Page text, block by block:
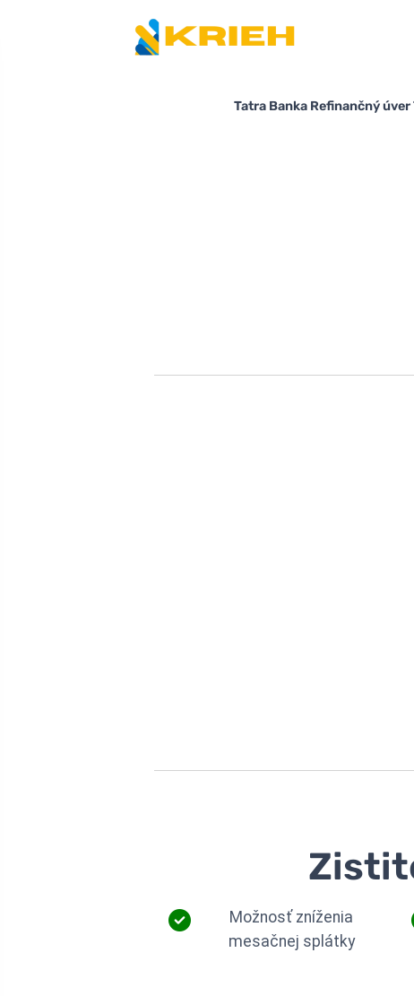
Tatra Banka Refinančný
Možnosť zníženia
mesačnej splátky